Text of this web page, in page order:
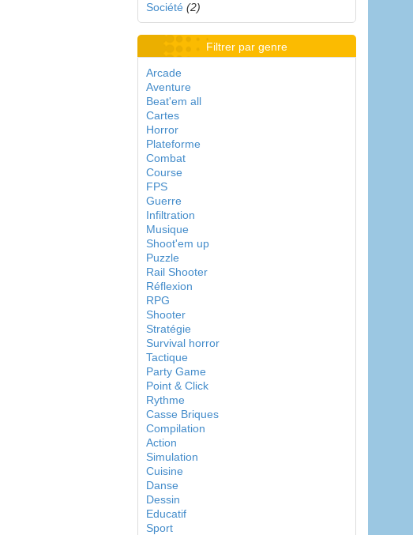
Société (2)
Filtrer par genre
Arcade
Aventure
Beat'em all
Cartes
Horror
Plateforme
Combat
Course
FPS
Guerre
Infiltration
Musique
Shoot'em up
Puzzle
Rail Shooter
Réflexion
RPG
Shooter
Stratégie
Survival horror
Tactique
Party Game
Point & Click
Rythme
Casse Briques
Compilation
Action
Simulation
Cuisine
Danse
Dessin
Educatif
Sport